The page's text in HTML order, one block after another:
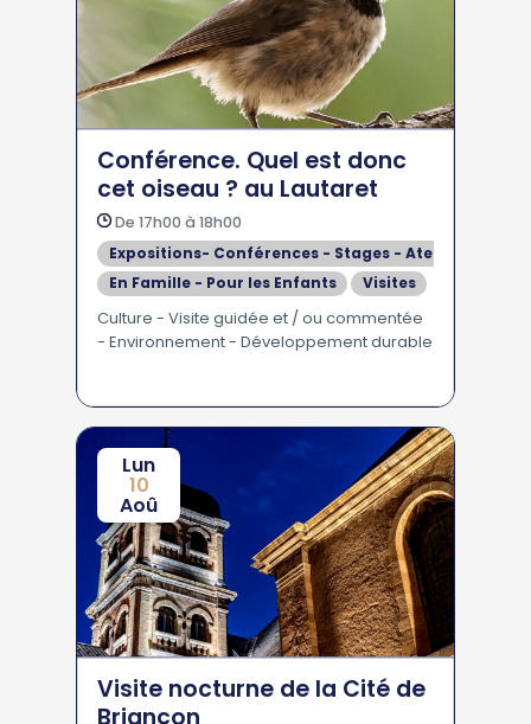
Conférence. Quel est donc
cet oiseau ? au Lautaret
De 17h00 à 18h00
Expositions- Conférences - Stages - Ateliers
En Famille - Pour les Enfants
Visites
Culture - Visite guidée et / ou commentée
- Environnement - Développement durable
Lun
10
Aoû
Visite nocturne de la Cité de
Briançon